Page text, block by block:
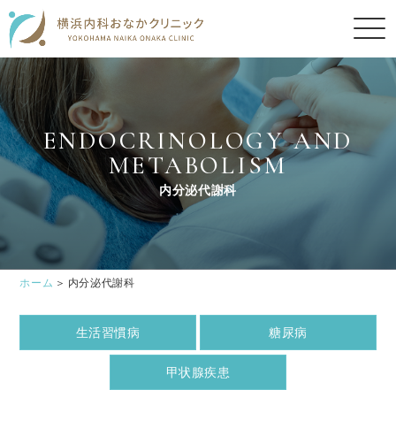
ENDOCRINOLOGY AND
METABOLISM
内分泌代謝科
ホーム 内分泌代謝科
生活習慣病 糖尿病
甲状腺疾患